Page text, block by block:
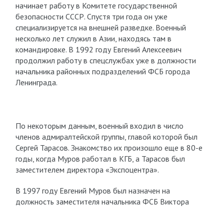
начинает работу в Комитете государственной
безопасности СССР. Спустя три года он уже
специализируется на внешней разведке. Военный
несколько лет служил в Азии, находясь там в
командировке. В 1992 году Евгений Алексеевич
продолжил работу в спецслужбах уже в должности
начальника районных подразделений ФСБ города
Ленинграда.
По некоторым данным, военный входил в число
членов адмиралтейской группы, главой которой был
Сергей Тарасов. Знакомство их произошло еще в 80-е
годы, когда Муров работал в КГБ, а Тарасов был
заместителем директора «Экспоцентра».
В 1997 году Евгений Муров был назначен на
должность заместителя начальника ФСБ Виктора